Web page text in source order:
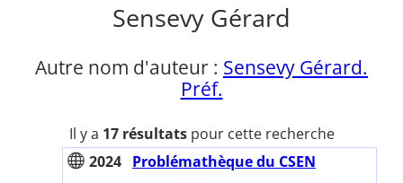
Sensevy Gérard
Autre nom d'auteur : Sensevy Gérard.
Préf.
Il y a 17 résultatspour cette recherche
2024 Problémathèque du CSEN